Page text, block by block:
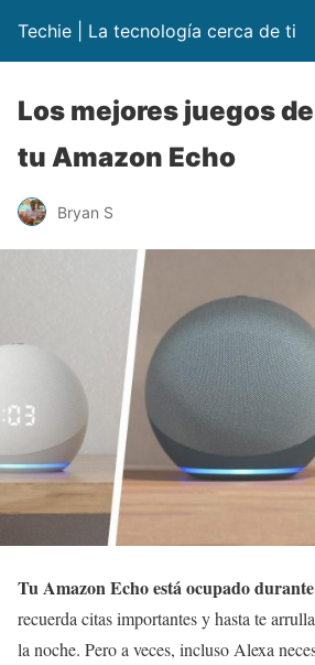
Techie | La tecnología cerca de ti
Los mejores juegos
tu Amazon Echo
Bryan S
Tu Amazon Echo está ocupado
recuerda citas importantes y hasta te
la noche. Pero a veces, incluso Alexa